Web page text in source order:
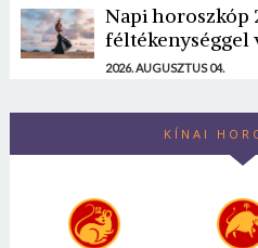
Napi horoszkóp
féltékenységgel
2026. AUGUSZTUS 04.
KÍNAI